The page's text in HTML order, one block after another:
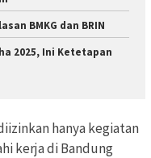
BMKG dan BRIN
2025, Ini Ketetapan
hanya kegiatan
kerja di Bandung